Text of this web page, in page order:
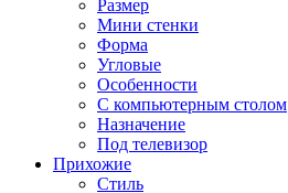
Размер
Мини стенки
Форма
Угловые
Особенности
С компьютерным столом
Назначение
Под телевизор
Прихожие
Стиль